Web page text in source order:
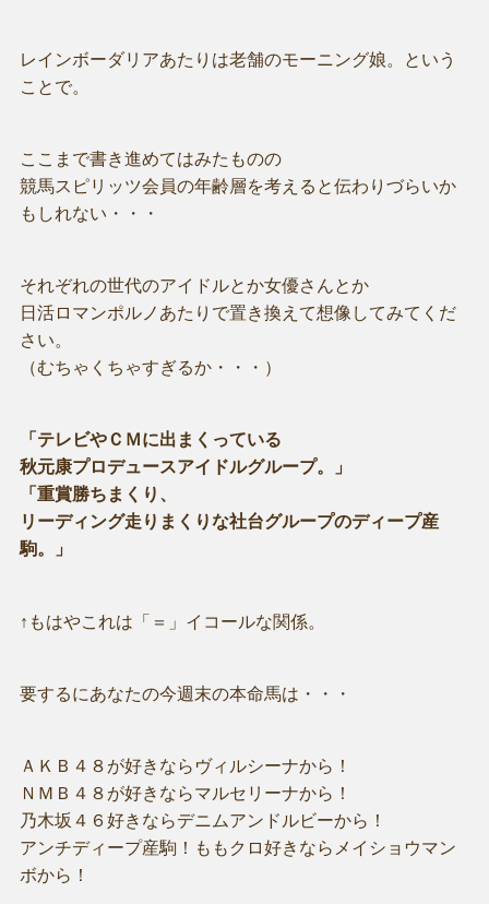
レインボーダリアあたりは老舗のモーニング娘。という
ことで。
ここまで書き進めてはみたものの
競馬スピリッツ会員の年齢層を考えると伝わりづらいか
もしれない・・・
それぞれの世代のアイドルとか女優さんとか
日活ロマンポルノあたりで置き換えて想像してみてくだ
さい。
（むちゃくちゃすぎるか・・・）
「テレビやＣＭに出まくっている
秋元康プロデュースアイドルグループ。」
「重賞勝ちまくり、
リーディング走りまくりな社台グループのディープ産
駒。」
↑もはやこれは「＝」イコールな関係。
要するにあなたの今週末の本命馬は・・・
ＡＫＢ４８が好きならヴィルシーナから！
ＮＭＢ４８が好きならマルセリーナから！
乃木坂４６好きならデニムアンドルビーから！
アンチディープ産駒！ももクロ好きならメイショウマン
ボから！